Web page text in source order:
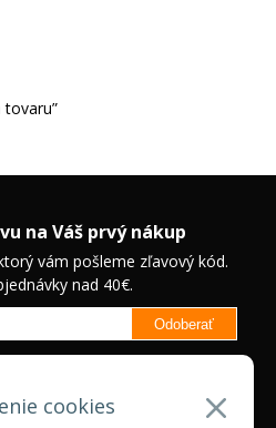
cookies
tovaru
na Váš prvý nákup
vám pošleme zľavový kód.
nad 40€.
Odoberať
Neplatí pre Veľkoobchodných